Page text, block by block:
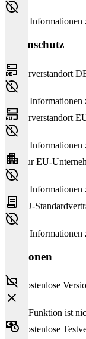
Keine Informationen
Datenschutz
Serverstandort
Keine Informationen
Serverstandort
Keine Informationen
Nur EU-
Keine Informationen
EU-
Keine Informationen
Versionen
Kostenlose
Diese Funktion ist
Kostenlose